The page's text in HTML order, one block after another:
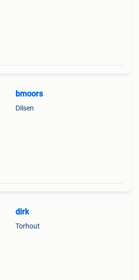
bmoors
Dilsen
dirk
Torhout